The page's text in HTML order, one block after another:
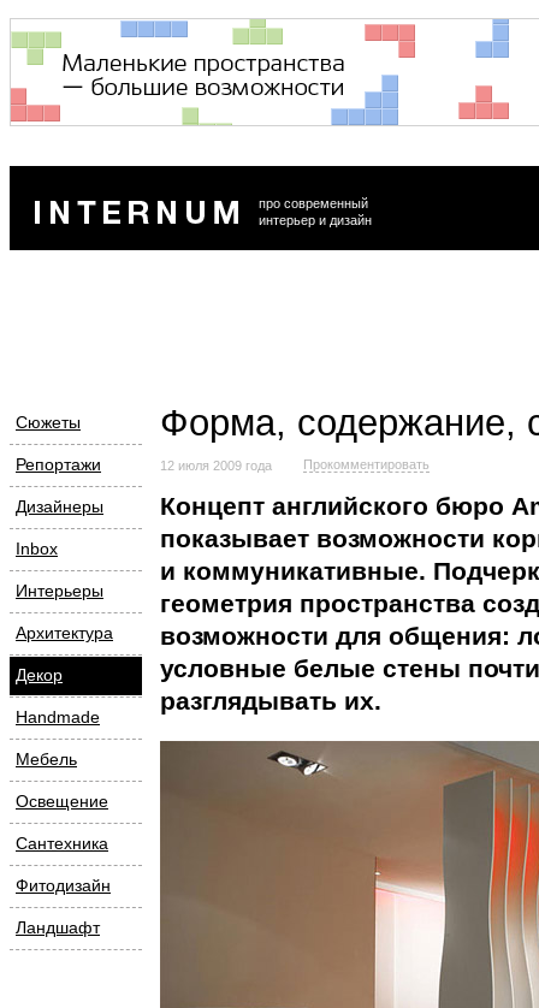
про современный
интерьер и дизайн
Сюжеты
Репортажи
Дизайнеры
Inbox
Интерьеры
Архитектура
Декор
Handmade
Мебель
Освещение
Сантехника
Фитодизайн
Ландшафт
Форма, содержание,
12 июля 2009 года Прокомментировать
Концепт английского бюро
показывает возможности
и коммуникативные.
геометрия пространства
возможности для общения:
условные белые стены
разглядывать их.